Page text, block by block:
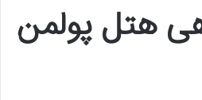
هتل پولمن